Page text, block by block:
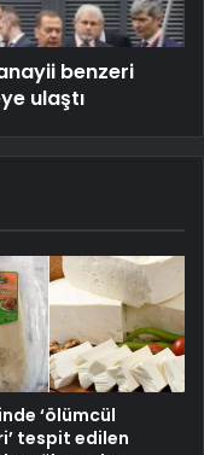
benzeri
ulaştı
‘ölümcül
tespit edilen